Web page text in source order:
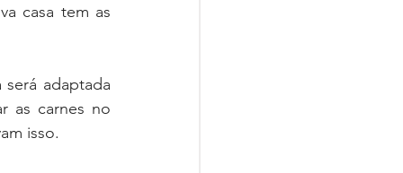
casa tem as
adaptada
as carnes no
isso.